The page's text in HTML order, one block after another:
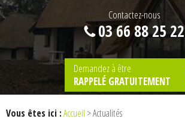
Contactez-nous
03 66 88 25 22
Demandez à être
RAPPELÉ GRATUITEMENT
Vous êtes ici :Accueil > Actualités